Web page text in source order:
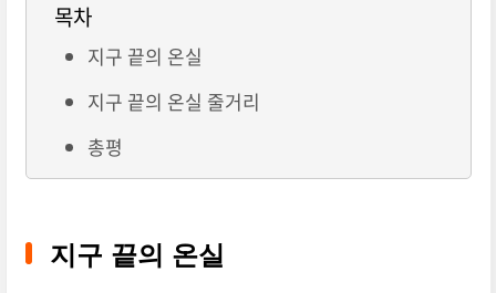
목차
지구 끝의 온실
지구 끝의 온실 줄거리
총평
지구 끝의 온실